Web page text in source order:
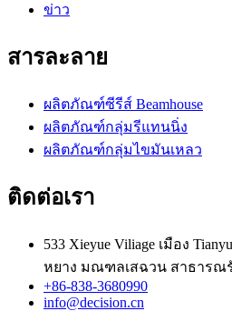
ข่าว
สารละลาย
ผลิตภัณฑ์ซีรีส์ Beamhouse
ผลิตภัณฑ์กลุ่มรีแทนนิ่ง
ผลิตภัณฑ์กลุ่มไขมันเหลว
ติดต่อเรา
533 Xieyue Viliage เมือง
หยาง มณฑลเสฉวน สาธารณ
+86-838-3680990
info@decision.cn